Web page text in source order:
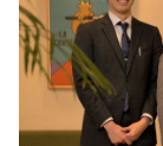
新卒エージェント
イベント・セミナー
4択課題
ナレッジ
SQL
評価結果一覧
メディア
Tech Team Journal
paizaとは？